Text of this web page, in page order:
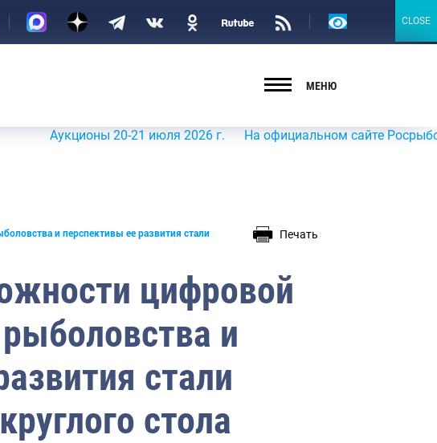
Версия
МЕНЮ
20-21 июля 2026 г. На официальном сайте Росрыболовства
и перспективы ее развития стали
Печать
цифровой
и
стали
стола
CLOSE
CLOSE